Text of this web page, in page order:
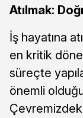
Atılmak:
İş hayatına
en kritik
süreçte
önemli